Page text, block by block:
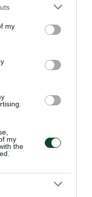
one or more Google
You may click to
third-party tags to
in below Google
my
my
the
Κ16
στάνταρ-